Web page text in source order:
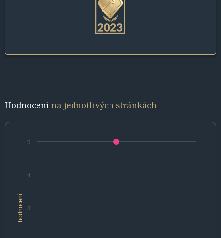
Hodnocenína jednotlivých stránkách
hodnocení 3
4
5